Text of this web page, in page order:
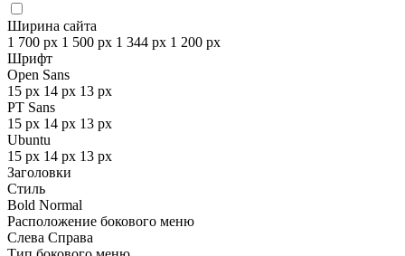
Ширина сайта
1 700 px 1 500 px 1 344 px 1 200 px
Шрифт
Open Sans
15 px 14 px 13 px
PT Sans
15 px 14 px 13 px
Ubuntu
15 px 14 px 13 px
Заголовки
Стиль
Bold Normal
Расположение бокового меню
Слева Справа